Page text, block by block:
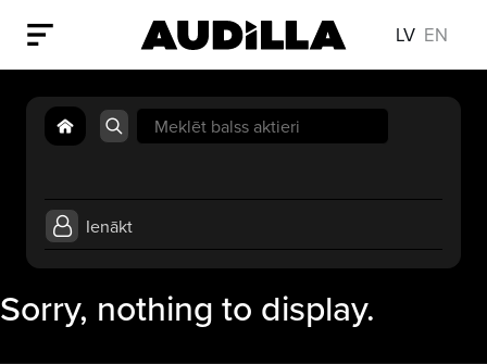
LV EN
Search
for:
Ienākt
Sorry, nothing to display.